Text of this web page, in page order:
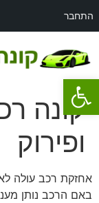
פתח סרגל נגישות
התחבר
קונה
ופירוק
אחזקת רכב עולה
באם הרכב נותן